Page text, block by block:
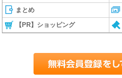
まとめ
【PR】ショッピング